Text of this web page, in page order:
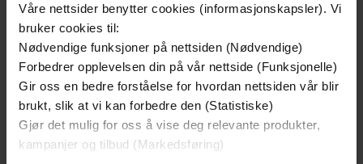
Våre nettsider benytter cookies (informasjonskapsler). Vi
bruker cookies til:
Nødvendige funksjoner på nettsiden (Nødvendige)
Forbedrer opplevelsen din på vår nettside (Funksjonelle)
Gir oss en bedre forståelse for hvordan nettsiden vår blir
brukt, slik at vi kan forbedre den (Statistiske)
Gjør det mulig for oss å vise deg relevante produkter,
kampanjer og tilbud (Markedsføring)
249,-
Sapiens
Yuval Noah Harari
EBOK
449,-
Hvitekrist
Tore Skeie
LYDBOK